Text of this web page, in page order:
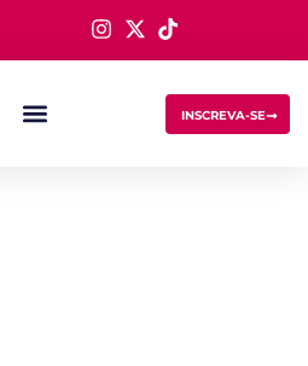
INSCREVA-SE